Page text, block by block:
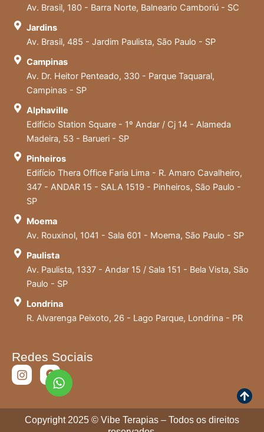
Av. Brasil, 180 - Barra Norte, Balneario Camboriú - SC
Jardins
Av. Brasil, 485 - Jardim Paulista, São Paulo - SP
Campinas
Av. Dr. Heitor Penteado, 330 - Parque Taquaral,
Campinas - SP
Alphaville
Edifício Station Square - 1º Andar / Cj 14 - Alameda
Madeira, 53 - Barueri - SP
Pinheiros
Edifício Thera Office Faria Lima - R. Amaro Cavalheiro,
347 - ANDAR 15 - SALA 1519 - Pinheiros, São Paulo -
SP
Moema
Av. Rouxinol, 1041 - Sala 601 - Moema, São Paulo - SP
Paulista
Av. Paulista, 1337 - Andar 15 / Sala 151 - Bela Vista, São
Paulo - SP
Londrina
R. Alvarenga Peixoto, 26 - Lago Parque, Londrina - PR
Redes Sociais
I
n
a
g
M
a
p
m
a
Copyright 2025 © Vibe Terapias – Todos os direitos